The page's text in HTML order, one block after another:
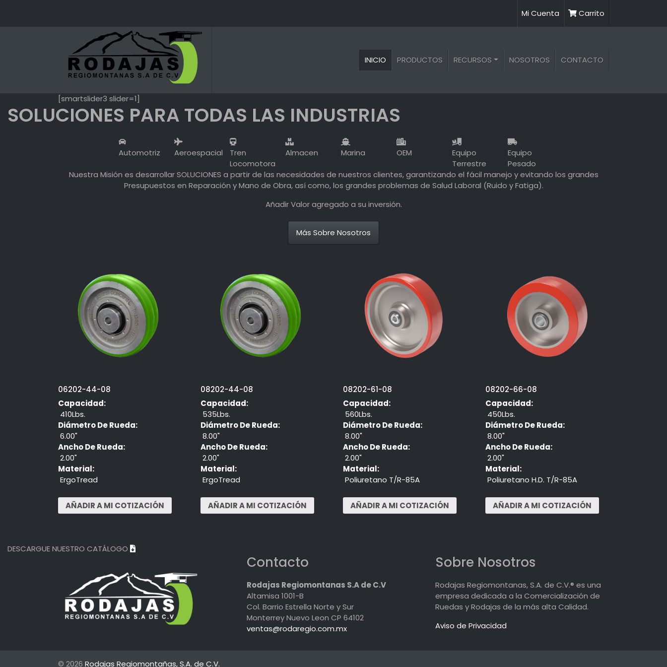
Mi Cuenta Carrito
INICIO PRODUCTOS RECURSOS NOSOTROS CONTACTO
[smartslider3 slider=1]
SOLUCIONES PARA TODAS LAS INDUSTRIAS
Automotriz Aeroespacial
Tren
Locomotora
Almacen Marina OEM
Equipo
Terrestre
Equipo
Pesado
Nuestra Misión es desarrollar SOLUCIONES a partir de las necesidades de nuestros clientes, garantizando el fácil manejo y evitando los grandes
Presupuestos en Reparación y Mano de Obra, así como, los grandes problemas de Salud Laboral (Ruido y Fatiga).
Añadir Valor agregado a su inversión.
Más Sobre Nosotros
06202-44-08
Capacidad:
410Lbs.
Diámetro De Rueda:
6.00"
Ancho De Rueda:
2.00"
Material:
ErgoTread
08202-44-08
Capacidad:
535Lbs.
Diámetro De Rueda:
8.00"
Ancho De Rueda:
2.00"
Material:
ErgoTread
08202-61-08
Capacidad:
560Lbs.
Diámetro De Rueda:
8.00"
Ancho De Rueda:
2.00"
Material:
Poliuretano T/R-85A
08202-66-08
Capacidad:
450Lbs.
Diámetro De Rueda:
8.00"
Ancho De Rueda:
2.00"
Material:
Poliuretano H.D. T/R-85A
DESCARGUE NUESTRO CATÁLOGO
Contacto
Rodajas Regiomontanas S.A de C.V
Altamisa 1001-B
Col. Barrio Estrella Norte y Sur
Monterrey Nuevo Leon CP 64102
ventas@rodaregio.com.mx
Sobre Nosotros
Rodajas Regiomontanas, S.A. de C.V.® es una
empresa dedicada a la Comercialización de
Ruedas y Rodajas de la más alta Calidad.
Aviso de Privacidad
© 2026 Rodajas Regiomontañas, S.A. de C.V.